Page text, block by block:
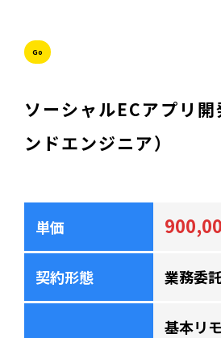
Go
ソーシャルECアプリ
ンドエンジニア）
単価
契約形態 業務委
基本リ